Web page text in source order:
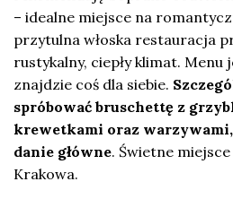
– idealne miejsce na
przytulna włoska restauracja
rustykalny, ciepły klimat. Menu
znajdzie coś dla siebie.
spróbować bruschettę z
krewetkami oraz warzywami,
danie główne. Świetne
Krakowa.